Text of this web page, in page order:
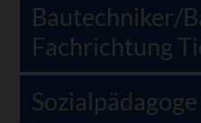
Bautechniker/
Fachrichtung